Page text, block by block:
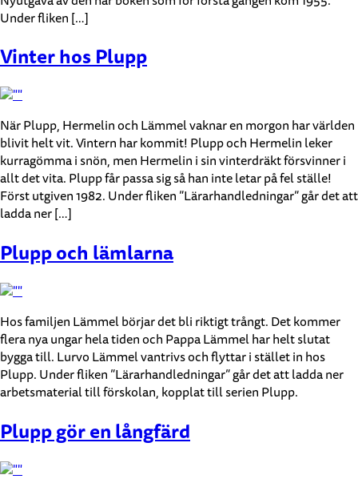
Under fliken […]
Vinter hos Plupp
När Plupp, Hermelin och Lämmel vaknar en morgon har världen
blivit helt vit. Vintern har kommit! Plupp och Hermelin leker
kurragömma i snön, men Hermelin i sin vinterdräkt försvinner i
allt det vita. Plupp får passa sig så han inte letar på fel ställe!
Först utgiven 1982. Under fliken ”Lärarhandledningar” går det att
ladda ner […]
Plupp och lämlarna
Hos familjen Lämmel börjar det bli riktigt trångt. Det kommer
flera nya ungar hela tiden och Pappa Lämmel har helt slutat
bygga till. Lurvo Lämmel vantrivs och flyttar i stället in hos
Plupp. Under fliken ”Lärarhandledningar” går det att ladda ner
arbetsmaterial till förskolan, kopplat till serien Plupp.
Plupp gör en långfärd